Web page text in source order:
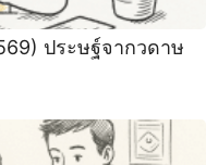
ประษฐ์จากวดาษ